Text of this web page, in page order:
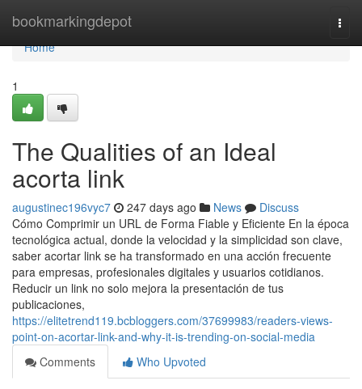
bookmarkingdepot
Home
Home
1
The Qualities of an Ideal
acorta link
augustinec196vyc7 247 days ago News
Discuss
Cómo Comprimir un URL de Forma Fiable y Eficiente En la época
tecnológica actual, donde la velocidad y la simplicidad son clave,
saber acortar link se ha transformado en una acción frecuente
para empresas, profesionales digitales y usuarios cotidianos.
Reducir un link no solo mejora la presentación de tus
publicaciones,
https://elitetrend119.bcbloggers.com/37699983/readers-views-
point-on-acortar-link-and-why-it-is-trending-on-social-media
Comments
Who Upvoted